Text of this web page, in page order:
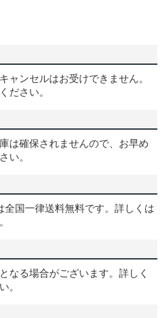
ャンセルはお受けできません。
ださい。
は確保されませんので、お早め
い。
国一律送料無料です。詳しくは
なる場合がございます。詳しく
。